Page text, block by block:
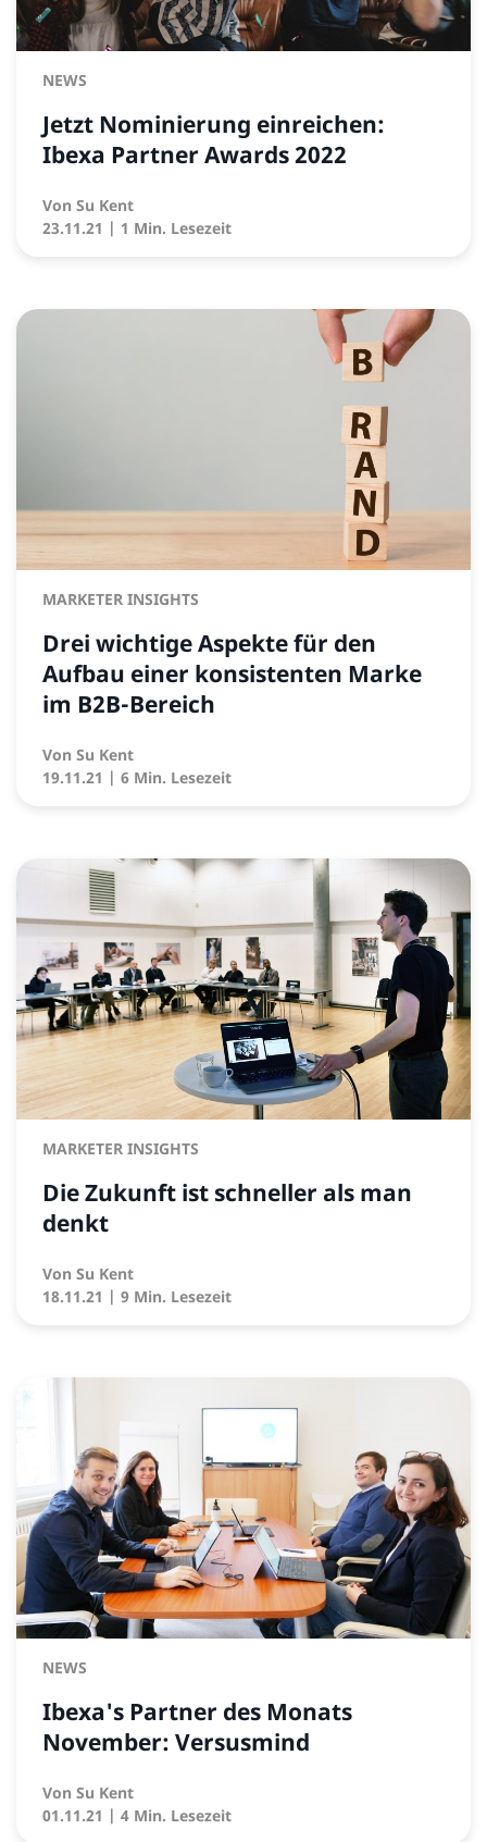
NEWS
Jetzt Nominierung einreichen:
Ibexa Partner Awards 2022
Von Su Kent
23.11.21 | 1 Min. Lesezeit
MARKETER INSIGHTS
Drei wichtige Aspekte für den
Aufbau einer konsistenten Marke
im B2B-Bereich
Von Su Kent
19.11.21 | 6 Min. Lesezeit
MARKETER INSIGHTS
Die Zukunft ist schneller als man
denkt
Von Su Kent
18.11.21 | 9 Min. Lesezeit
NEWS
Ibexa's Partner des Monats
November: Versusmind
Von Su Kent
01.11.21 | 4 Min. Lesezeit